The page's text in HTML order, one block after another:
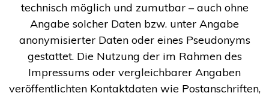
technisch möglich und zumutbar – auch ohne
Angabe solcher Daten bzw. unter Angabe
anonymisierter Daten oder eines Pseudonyms
gestattet. Die Nutzung der im Rahmen des
Impressums oder vergleichbarer Angaben
veröffentlichten Kontaktdaten wie Postanschriften,